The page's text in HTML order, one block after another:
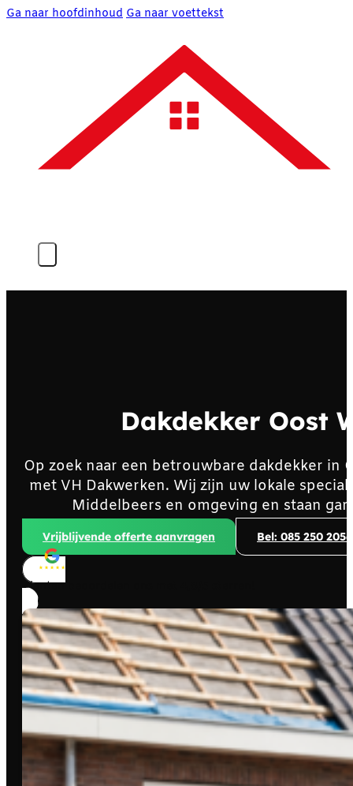
Ga naar hoofdinhoud Ga naar voettekst
Dakdekker Oost
Op zoek naar een betrouwbare dakdekker in
met VH Dakwerken. Wij zijn uw lokale
Middelbeers en omgeving en staan
Vrijblijvende offerte aanvragen Bel: 085 250 2056
Klanten beoordelen ons met